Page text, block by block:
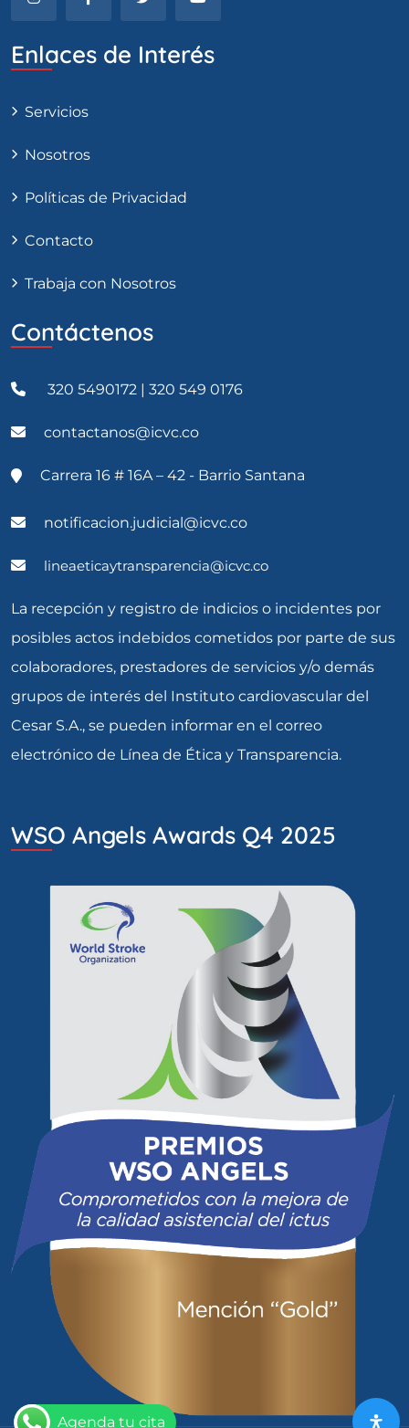
Enlaces de Interés
Servicios
Nosotros
Políticas de Privacidad
Contacto
Trabaja con Nosotros
Contáctenos
320 5490172 | 320 549 0176
contactanos@icvc.co
Carrera 16 # 16A – 42 - Barrio Santana
notificacion.judicial@icvc.co
lineaeticaytransparencia@icvc.co
La recepción y registro de indicios o incidentes por
posibles actos indebidos cometidos por parte de sus
colaboradores, prestadores de servicios y/o demás
grupos de interés del Instituto cardiovascular del
Cesar S.A., se pueden informar en el correo
electrónico de Línea de Ética y Transparencia.
WSO Angels Awards Q4 2025
Agenda tu cita